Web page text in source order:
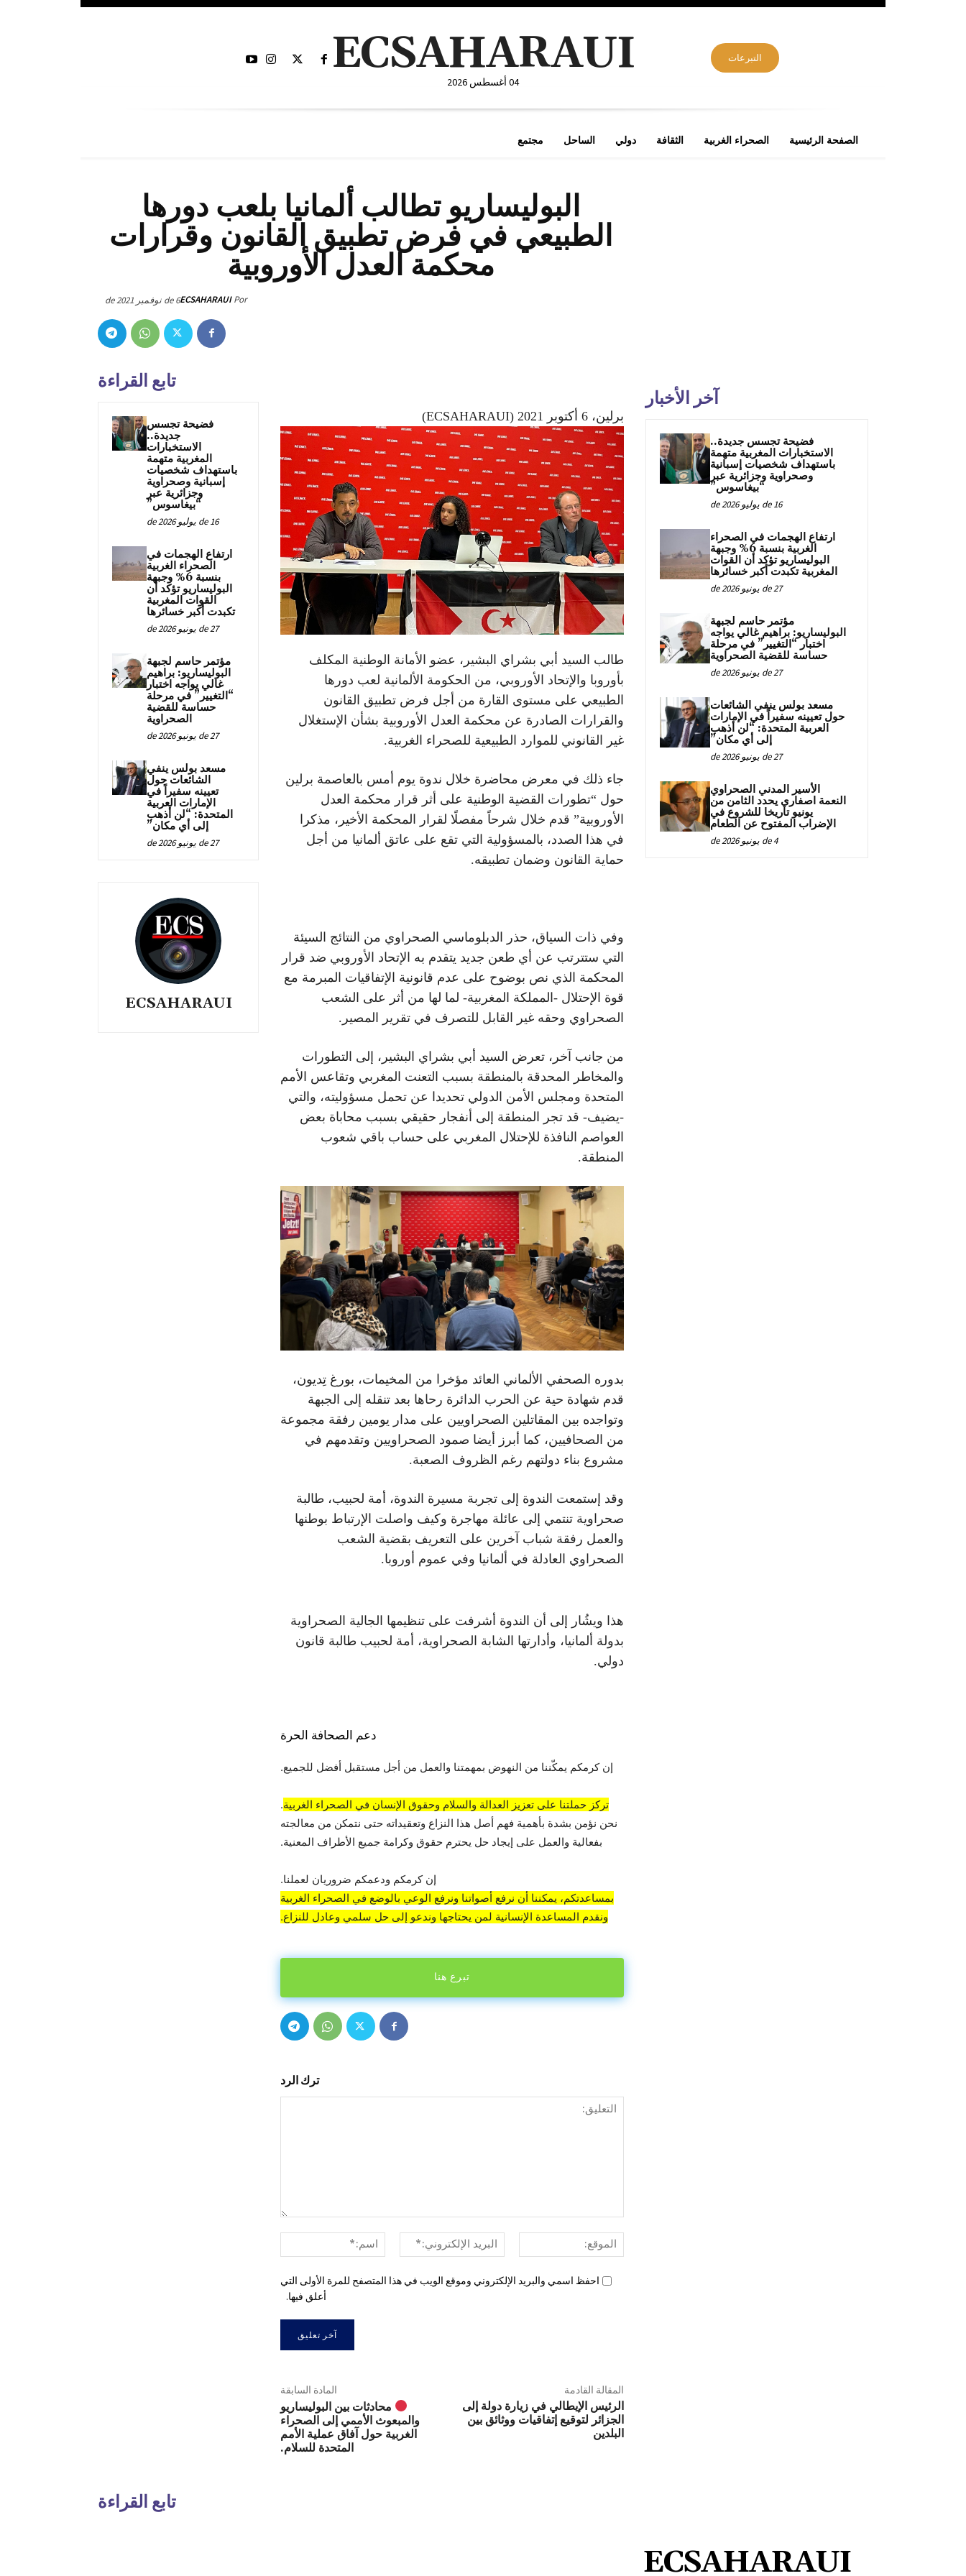
التبرعات ECSAHARAUI
04 أغسطس 2026
الصفحة الرئيسية الصحراء الغربية الثقافة دولي الساحل مجتمع
البوليساريو تطالب ألمانيا بلعب دورها
الطبيعي في فرض تطبيق القانون وقرارات
محكمة العدل الأوروبية
Por
ECSAHARAUI6 de نوفمبر de 2021
تابع القراءة
فضيحة تجسس
جديدة..
الاستخبارات
المغربية متهمة
باستهداف شخصيات
إسبانية وصحراوية
وجزائرية عبر
“بيغاسوس”
16 de يوليو de 2026
ارتفاع الهجمات في
الصحراء الغربية
بنسبة 6% وجبهة
البوليساريو تؤكد أن
القوات المغربية
تكبدت أكبر خسائرها
27 de يونيو de 2026
مؤتمر حاسم لجبهة
البوليساريو: براهيم
غالي يواجه اختبار
“التغيير” في مرحلة
حساسة للقضية
الصحراوية
27 de يونيو de 2026
مسعد بولس ينفي
الشائعات حول
تعيينه سفيراً في
الإمارات العربية
المتحدة: “لن أذهب
إلى أي مكان”
27 de يونيو de 2026
ECSAHARAUI
برلين، 6 أكتوبر 2021 (ECSAHARAUI)
طالب السيد أبي بشراي البشير، عضو الأمانة الوطنية المكلف
بأوروبا والإتحاد الأوروبي، من الحكومة الألمانية لعب دورها
الطبيعي على مستوى القارة من أجل فرض تطبيق القانون
والقرارات الصادرة عن محكمة العدل الأوروبية بشأن الإستغلال
غير القانوني للموارد الطبيعية للصحراء الغربية.
جاء ذلك في معرض محاضرة خلال ندوة يوم أمس بالعاصمة برلين
حول “تطورات القضية الوطنية على أثر قرار محكمة العدل
الأوروبية” قدم خلال شرحاً مفصلًا لقرار المحكمة الأخير، مذكرا
في هذا الصدد، بالمسؤولية التي تقع على عاتق ألمانيا من أجل
حماية القانون وضمان تطبيقه.
وفي ذات السياق، حذر الدبلوماسي الصحراوي من النتائج السيئة
التي ستترتب عن أي طعن جديد يتقدم به الإتحاد الأوروبي ضد قرار
المحكمة الذي نص بوضوح على عدم قانونية الإتفاقيات المبرمة مع
قوة الإحتلال -المملكة المغربية- لما لها من أثر على الشعب
الصحراوي وحقه غير القابل للتصرف في تقرير المصير.
من جانب آخر، تعرض السيد أبي بشراي البشير، إلى التطورات
والمخاطر المحدقة بالمنطقة بسبب التعنت المغربي وتقاعس الأمم
المتحدة ومجلس الأمن الدولي تحديدا عن تحمل مسؤوليته، والتي
-يضيف- قد تجر المنطقة إلى أنفجار حقيقي بسبب محاباة بعض
العواصم النافذة للإحتلال المغربي على حساب باقي شعوب
المنطقة.
بدوره الصحفي الألماني العائد مؤخرا من المخيمات، بورغ تِديون،
قدم شهادة حية عن الحرب الدائرة رحاها بعد تنقله إلى الجبهة
وتواجده بين المقاتلين الصحراويين على مدار يومين رفقة مجموعة
من الصحافيين، كما أبرز أيضا صمود الصحراويين وتقدمهم في
مشروع بناء دولتهم رغم الظروف الصعبة.
وقد إستمعت الندوة إلى تجربة مسيرة الندوة، أمة لحبيب، طالبة
صحراوية تنتمي إلى عائلة مهاجرة وكيف واصلت الإرتباط بوطنها
والعمل رفقة شباب آخرين على التعريف بقضية الشعب
الصحراوي العادلة في ألمانيا وفي عموم أوروبا.
هذا ويشُار إلى أن الندوة أشرفت على تنظيمها الجالية الصحراوية
بدولة ألمانيا، وأدارتها الشابة الصحراوية، أمة لحبيب طالبة قانون
دولي.
دعم الصحافة الحرة
إن كرمكم يمكّننا من النهوض بمهمتنا والعمل من أجل مستقبل أفضل للجميع.
تركز حملتنا على تعزيز العدالة والسلام وحقوق الإنسان في الصحراء الغربية.
نحن نؤمن بشدة بأهمية فهم أصل هذا النزاع وتعقيداته حتى نتمكن من معالجته
بفعالية والعمل على إيجاد حل يحترم حقوق وكرامة جميع الأطراف المعنية.
إن كرمكم ودعمكم ضروريان لعملنا.
بمساعدتكم، يمكننا أن نرفع أصواتنا ونرفع الوعي بالوضع في الصحراء الغربية
ونقدم المساعدة الإنسانية لمن يحتاجها وندعو إلى حل سلمي وعادل للنزاع.
تبرع هنا
ترك الرد
الإلكتروني:*
الموقع:
احفظ اسمي والبريد الإلكتروني وموقع الويب في هذا المتصفح للمرة الأولى التي
أعلق فيها.
المادة السابقة
محادثات بين البوليساريو
والمبعوث الأممي إلى الصحراء
الغربية حول آفاق عملية الأمم
المتحدة للسلام.
المقالة القادمة
الرئيس الإيطالي في زيارة دولة إلى
الجزائر لتوقيع إتفاقيات ووثائق بين
البلدين
تابع القراءة
آخر الأخبار
فضيحة تجسس جديدة..
الاستخبارات المغربية متهمة
باستهداف شخصيات إسبانية
وصحراوية وجزائرية عبر
“بيغاسوس”
16 de يوليو de 2026
ارتفاع الهجمات في الصحراء
الغربية بنسبة 6% وجبهة
البوليساريو تؤكد أن القوات
المغربية تكبدت أكبر خسائرها
27 de يونيو de 2026
مؤتمر حاسم لجبهة
البوليساريو: براهيم غالي يواجه
اختبار “التغيير” في مرحلة
حساسة للقضية الصحراوية
27 de يونيو de 2026
مسعد بولس ينفي الشائعات
حول تعيينه سفيراً في الإمارات
العربية المتحدة: “لن أذهب
إلى أي مكان”
27 de يونيو de 2026
الأسير المدني الصحراوي
النعمة اصفاري يحدد الثامن من
يونيو تاريخا للشروع في
الإضراب المفتوح عن الطعام
4 de يونيو de 2026
ECSAHARAUI